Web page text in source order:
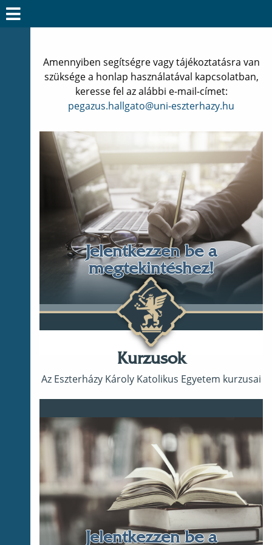
Oldalmenü kezdete
Oldalmenü vége
Amennyiben segítségre vagy tájékoztatásra van
szüksége a honlap használatával kapcsolatban,
keresse fel az alábbi e-mail-címet:
pegazus.hallgato@uni-eszterhazy.hu
Kurzusok
Az Eszterházy Károly Katolikus Egyetem kurzusai
Jelentkezzen be a
megtekintéshez!
Jelentkezzen be a